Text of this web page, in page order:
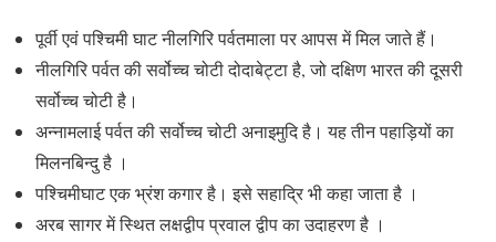
पूर्वी एवं पश्चिमी घाट नीलगिरि पर्वतमाला पर आपस में मिल जाते हैं।
नीलगिरि पर्वत की सर्वोच्च चोटी दोदाबेट्टा है, जो दक्षिण भारत की दूसरी
सर्वोच्च चोटी है।
अन्नामलाई पर्वत की सर्वोच्च चोटी अनाइमुदि है। यह तीन पहाड़ियों का
मिलनबिन्दु है ।
पश्चिमीघाट एक भ्रंश कगार है। इसे सहाद्रि भी कहा जाता है ।
अरब सागर में स्थित लक्षद्वीप प्रवाल द्वीप का उदाहरण है ।